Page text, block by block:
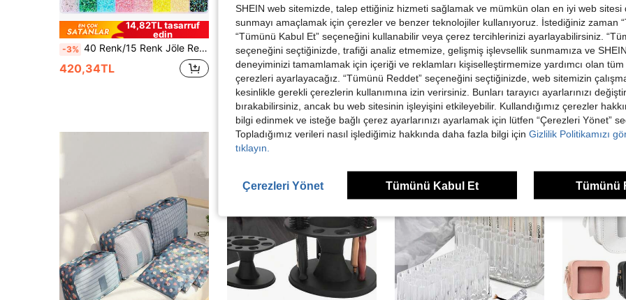
14,82TL tasarruf
edin
-3% 40 Renk/15 Renk Jöle Reçine Düz Arka Taş Seti, Tam DIY Aksesuar Kiti ile, Kıyafet, Bardak Süsleme ve Elmas Boyama İçin Çok Amaçlı El Yapımı DIY Malzeme Paketi
420,34TL
22,50TL tasarruf
edin
-7% 60/50/30/20/10/2 Set, 1.5oz Altıgen Mini Cam Bal Kavanozları, Ahşap Bal Kaşığı, Altın Kapak, Arı Süsü ve Jüt İp ile, Baby Shower, Düğün Hediyelikleri ve Parti Hediyeleri İçin Mükemmel
39 kaldı
321,57TL
Yüksek Tekrar Eden Müşteriler
Dayanıklı Makyaj Süngeri Saklama Kutusu, Yumurta Şeklinde Makyaj Saklama Kutusu, Makyaj Süngeri Tutucu Saklama Kutusu, Makyaj Süngeri Puf Saklama Kutusu, Şeffaf Makyaj Süngeri Saklama Kutusu - Şeffaf Nem Geçirmez Delikli Tasarım Saklama Kutusu - Nefes Alabilir ve Taşınabilir, Seyahat İçin Uygun, İdeal Bir Kozmetik Saklama Kutusu. Yaz
8 kaldı
122,92TL
-13% Büyük Kapasiteli 3 Katlı Seyahat Kişisel Bakım Çantası, Taşınabilir Profesyonel
SHEIN web sitemizde, talep ettiğiniz hizmeti sağlamak ve mümkün olan en iyi web sitesi
sunmayı amaçlamak için çerezler ve benzer teknolojiler kullanıyoruz. İstediğiniz zaman
“Tümünü Kabul Et” seçeneğini kullanabilir veya çerez tercihlerinizi ayarlayabilirsiniz.
seçeneğini seçtiğinizde, trafiği analiz etmemize, gelişmiş işlevsellik sunmamıza ve
deneyiminizi tamamlamak için içeriği ve reklamları kişiselleştirmemize yardımcı olan tüm
çerezleri ayarlayacağız. “Tümünü Reddet” seçeneğini seçtiğinizde, web sitemizin
kesinlikle gerekli çerezlerin kullanımına izin verirsiniz. Bunları tarayıcı ayarlarınızı
bırakabilirsiniz, ancak bu web sitesinin işleyişini etkileyebilir. Kullandığımız çerezler
bilgi edinmek ve isteğe bağlı çerez ayarlarınızı ayarlamak için lütfen “Çerezleri Yönet”
Topladığımız verileri nasıl işlediğimiz hakkında daha fazla bilgi için Gizlilik Politikamızı
tıklayın.
Çerezleri Yönet Tümünü Kabul Et Tümünü